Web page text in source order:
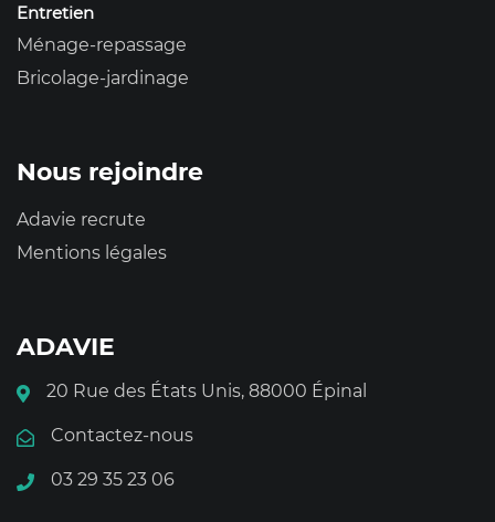
Entretien
Ménage-repassage
Bricolage-jardinage
Nous rejoindre
Adavie recrute
Mentions légales
ADAVIE
20 Rue des États Unis, 88000 Épinal
Contactez-nous
03 29 35 23 06